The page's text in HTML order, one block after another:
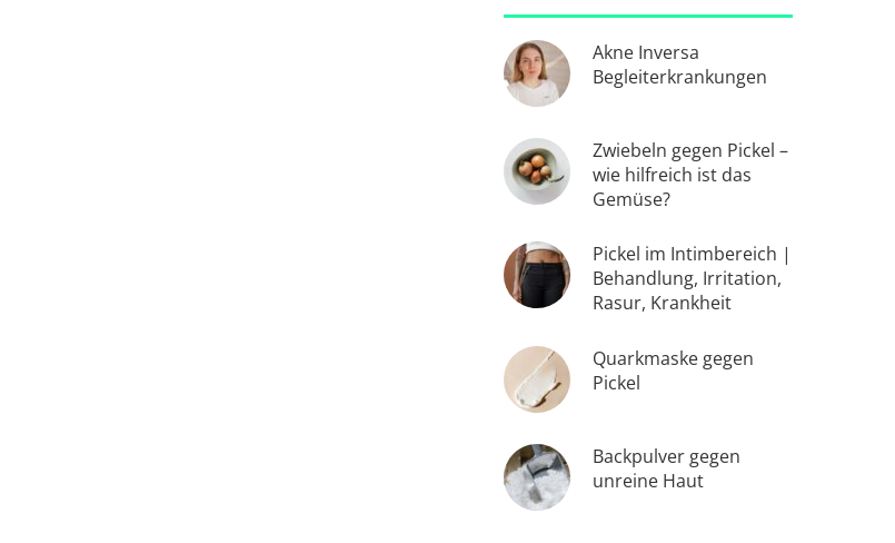
Akne Inversa
Begleiterkrankungen
Zwiebeln gegen Pickel –
wie hilfreich ist das
Gemüse?
Pickel im Intimbereich |
Behandlung, Irritation,
Rasur, Krankheit
Quarkmaske gegen
Pickel
Backpulver gegen
unreine Haut